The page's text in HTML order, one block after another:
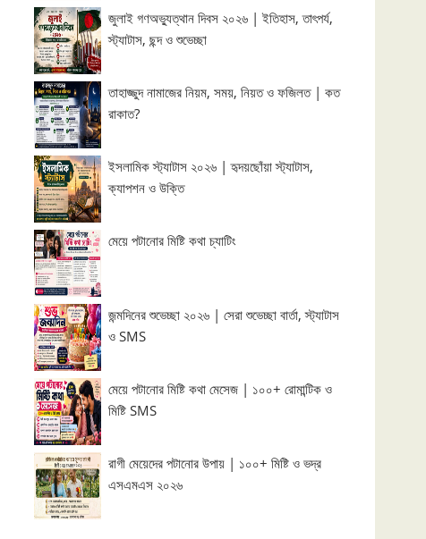
জুলাই গণঅভ্যুত্থান দিবস ২০২৬ | ইতিহাস, তাৎপর্য,
স্ট্যাটাস, ছন্দ ও শুভেচ্ছা
তাহাজ্জুদ নামাজের নিয়ম, সময়, নিয়ত ও ফজিলত | কত
রাকাত?
ইসলামিক স্ট্যাটাস ২০২৬ | হৃদয়ছোঁয়া স্ট্যাটাস,
ক্যাপশন ও উক্তি
মেয়ে পটানোর মিষ্টি কথা চ্যাটিং
জন্মদিনের শুভেচ্ছা ২০২৬ | সেরা শুভেচ্ছা বার্তা, স্ট্যাটাস
ও SMS
মেয়ে পটানোর মিষ্টি কথা মেসেজ | ১০০+ রোমান্টিক ও
মিষ্টি SMS
রাগী মেয়েদের পটানোর উপায় | ১০০+ মিষ্টি ও ভদ্র
এসএমএস ২০২৬